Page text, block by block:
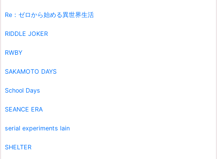
Re：ゼロから始める異世界生活
RIDDLE JOKER
RWBY
SAKAMOTO DAYS
School Days
SEANCE ERA
serial experiments lain
SHELTER